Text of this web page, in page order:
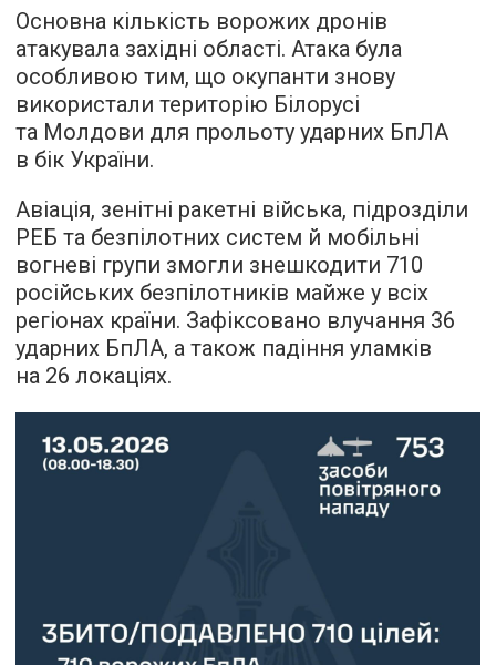
Основна кількість ворожих дронів
атакувала західні області. Атака була
особливою тим, що окупанти знову
використали територію Білорусі
та Молдови для прольоту ударних БпЛА
в бік України.
Авіація, зенітні ракетні війська, підрозділи
РЕБ та безпілотних систем й мобільні
вогневі групи змогли знешкодити 710
російських безпілотників майже у всіх
регіонах країни. Зафіксовано влучання 36
ударних БпЛА, а також падіння уламків
на 26 локаціях.